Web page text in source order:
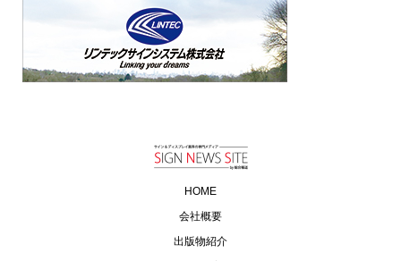
HOME
会社概要
出版物紹介